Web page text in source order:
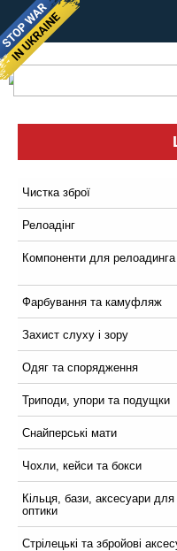
Чистка зброї
Релоадінг
Компоненти для релоадинга
Фарбування та камуфляж
Захист слуху і зору
Одяг та спорядження
Триподи, упори та подущки
Снайперські мати
Чохли, кейси та бокси
Кільця, бази, аксесуари для
оптики
Стрілецькі та збройові